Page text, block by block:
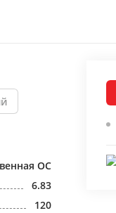
ОС
6.83
120